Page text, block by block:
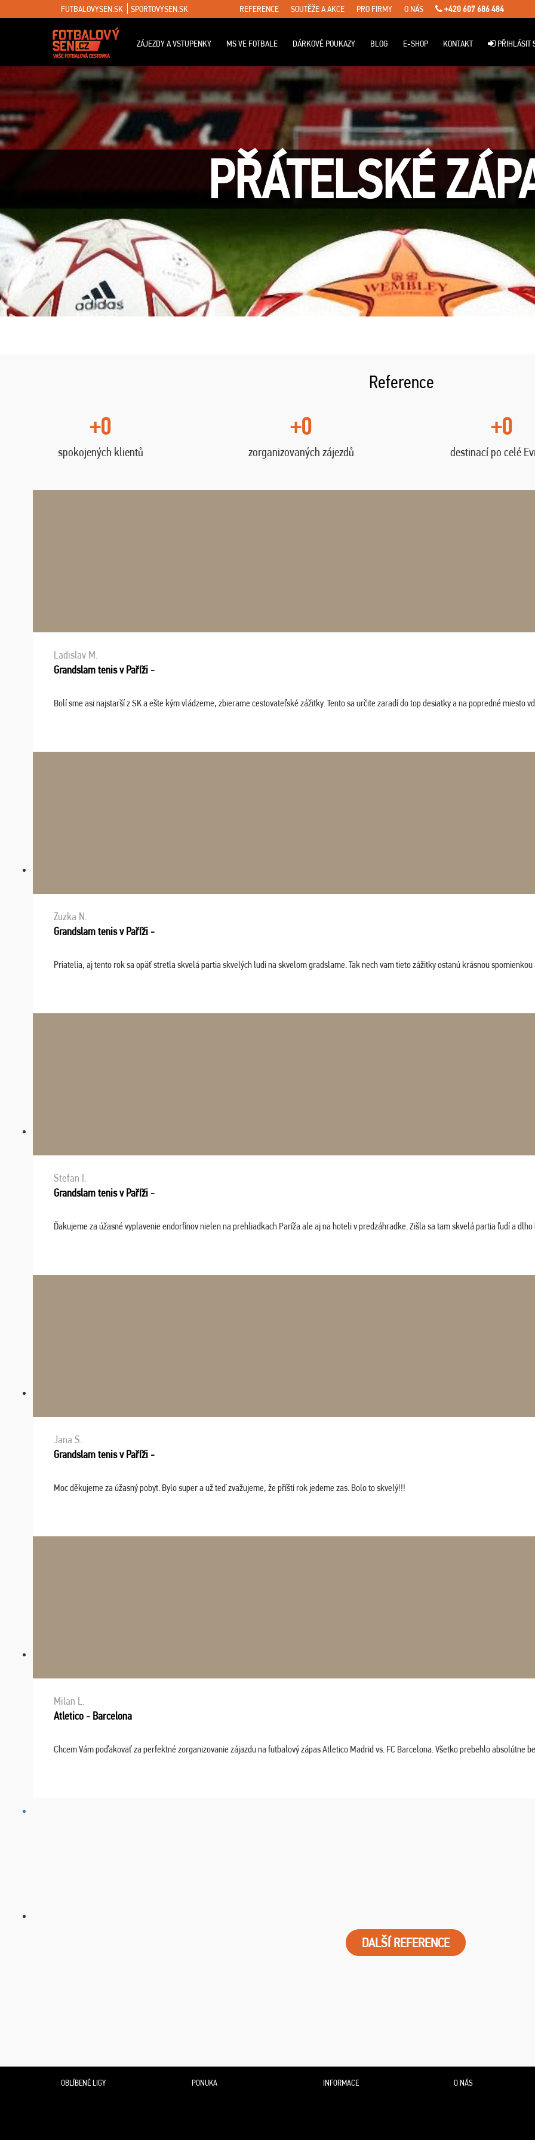
FUTBALOVYSEN.SK SPORTOVYSEN.SK REFERENCE SOUTĚŽE A AKCE PRO FIRMY O NÁS +420 607 686 484
ZÁJEZDY A VSTUPENKY MS VE FOTBALE DÁRKOVÉ POUKAZY BLOG E-SHOP KONTAKT PŘIHLÁSIT
PŘÁTELSKÉ
Reference
+0
spokojených klientů
+0
zorganizovaných zájezdů
+0
destinací po celé
Ladislav M.
Grandslam tenis v Paříži -
Bolí sme asi najstarší z SK a ešte kým vládzeme, zbierame cestovateľské zážitky. Tento sa určite zaradí do top desiatky a na popredné miesto
Zuzka N.
Grandslam tenis v Paříži -
Priatelia, aj tento rok sa opäť stretla skvelá partia skvelých ludi na skvelom gradslame. Tak nech vam tieto zážitky ostanú krásnou
Stefan I.
Grandslam tenis v Paříži -
Ďakujeme za úžasné vyplavenie endorfínov nielen na prehliadkach Paríža ale aj na hoteli v predzáhradke. Zišla sa tam skvelá partia ľudí a
Jana S.
Grandslam tenis v Paříži -
Moc děkujeme za úžasný pobyt. Bylo super a už teď zvažujeme, že příští rok jedeme zas. Bolo to skvelý!!!
Milan L.
Atletico - Barcelona
Chcem Vám poďakovať za perfektné zorganizovanie zájazdu na futbalový zápas Atletico Madrid vs. FC Barcelona. Všetko prebehlo absolútne
DALŠÍ REFERENCE
OBLÍBENÉ LIGY PONUKA INFORMACE O NÁS